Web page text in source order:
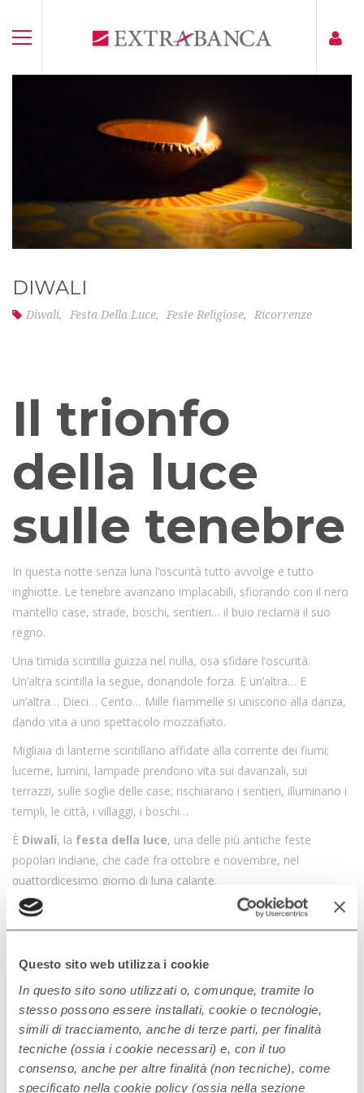
Questo sito web utilizza i cookie
In questo sito sono utilizzati o, comunque, tramite lo
stesso possono essere installati, cookie o tecnologie,
simili di tracciamento, anche di terze parti, per finalità
tecniche (ossia i cookie necessari) e, con il tuo
consenso, anche per altre finalità (non tecniche), come
specificato nella cookie policy (ossia nella sezione
DIWALI
Diwali, Festa Della Luce, Feste Religiose, Ricorrenze
Il trionfo
della luce
sulle tenebre
In questa notte senza luna l’oscurità tutto avvolge e tutto
inghiotte. Le tenebre avanzano implacabili, sfiorando con il nero
mantello case, strade, boschi, sentieri… il buio reclama il suo
regno.
Una timida scintilla guizza nel nulla, osa sfidare l’oscurità.
Un’altra scintilla la segue, donandole forza. E un’altra… E
un’altra… Dieci… Cento… Mille fiammelle si uniscono alla danza,
dando vita a uno spettacolo mozzafiato.
Migliaia di lanterne scintillano affidate alla corrente dei fiumi;
lucerne, lumini, lampade prendono vita sui davanzali, sui
terrazzi, sulle soglie delle case; rischiarano i sentieri, illuminano i
templi, le città, i villaggi, i boschi…
È Diwali, la festa della luce, una delle più antiche feste
popolari indiane, che cade fra ottobre e novembre, nel
quattordicesimo giorno di luna calante.
In questa occasione alcuni festeggiano il ritorno di Re Rama a
Ayodhya da un esilio durato 14 anni dopo aver sconfitto
demone Narakasura, altri ancora ricordano il giorno in cui
Vishnu il Conservatore inviò il re demone Bali a regnare sugli
Inferi; il significato, però, è lo stesso per chiunque decida di
celebrare ilDiwali:la luce mette in fuga il buio, il bene
trionfa sulle forze del male.
I festeggiamenti durano cinque giorni, milioni di persone